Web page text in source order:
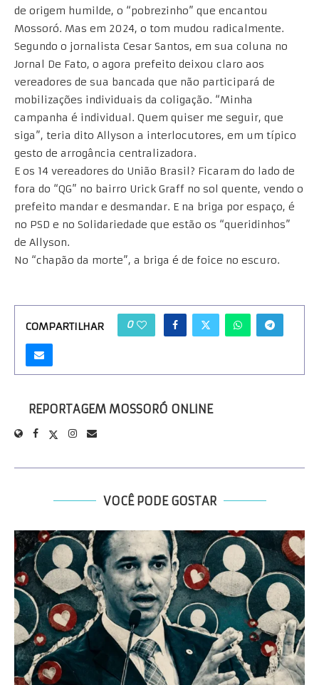
de origem humilde, o “pobrezinho” que encantou
Mossoró. Mas em 2024, o tom mudou radicalmente.
Segundo o jornalista Cesar Santos, em sua coluna no
Jornal De Fato, o agora prefeito deixou claro aos
vereadores de sua bancada que não participará de
mobilizações individuais da coligação. “Minha
campanha é individual. Quem quiser me seguir, que
siga”, teria dito Allyson a interlocutores, em um típico
gesto de arrogância centralizadora.
E os 14 vereadores do União Brasil? Ficaram do lado de
fora do “QG” no bairro Urick Graff no sol quente, vendo o
prefeito mandar e desmandar. E na briga por espaço, é
no PSD e no Solidariedade que estão os “queridinhos”
de Allyson.
No “chapão da morte”, a briga é de foice no escuro.
COMPARTILHAR 0
REPORTAGEM MOSSORÓ ONLINE
VOCÊ PODE GOSTAR